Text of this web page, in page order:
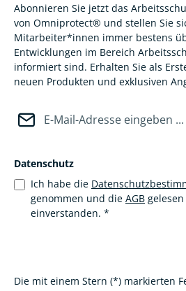
Abonnieren Sie jetzt das
von Omniprotect® und stellen Sie
Mitarbeiter*innen immer bestens
Entwicklungen im Bereich
informiert sind. Erhalten Sie als
neuen Produkten und exklusiven
Datenschutz
Ich habe die
genommen und die AGB
einverstanden. *
Die mit einem Stern (*) markierten